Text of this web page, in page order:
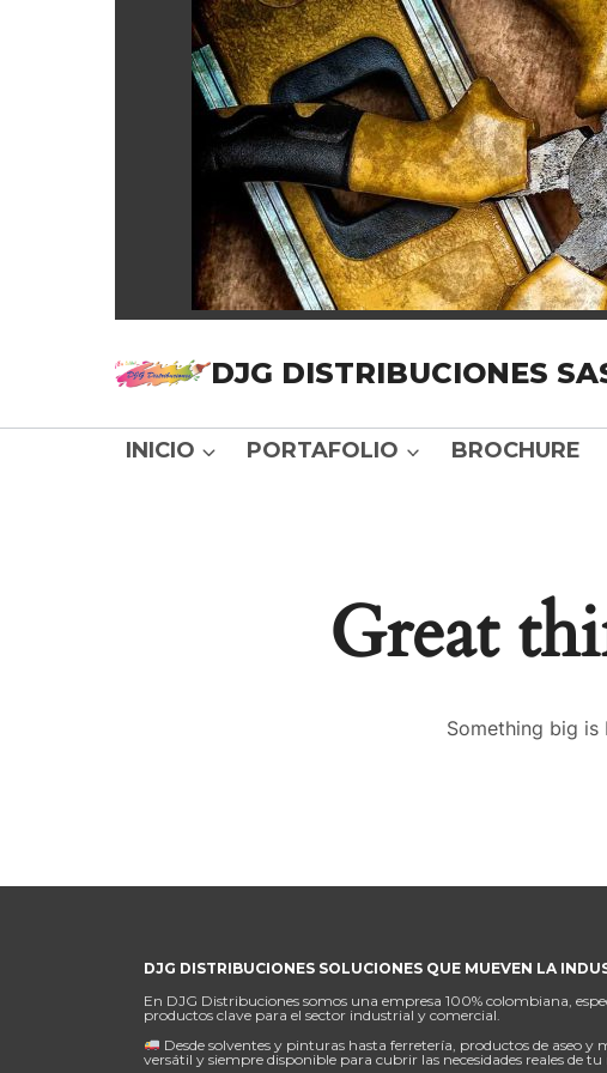
DJG DISTRIBUCIONES
INICIO PORTAFOLIO BROCHURE
Great
Something big is
DJG DISTRIBUCIONES SOLUCIONES QUE MUEVEN LA
En DJG Distribuciones somos una empresa 100% colombiana,
productos clave para el sector industrial y comercial.
Desde solventes y pinturas hasta ferretería, productos de aseo
versátil y siempre disponible para cubrir las necesidades reales de tu